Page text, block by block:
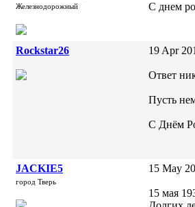
Железнодорожный
С днем
Rockstar26 19 Apr
Ответ
Пусть
С Днём
JACKIE5
город Тверь
15 May
15 мая